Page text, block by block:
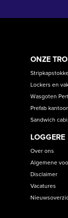
ONZE
Lockers en
Wasgoten
Prefab
Sandwich
LOGGERE
Over ons
Algemene
Disclaimer
Vacatures